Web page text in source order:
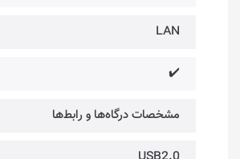
LAN
✔️
مشخصات درگاه‌ها و رابط‌ها